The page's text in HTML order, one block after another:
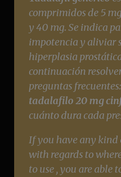
comprimidos de 5
y 40 mg. Se indica
impotencia y aliviar
hiperplasia
continuación
preguntas
tadalafilo 20 mg
cuánto dura cada
If you have any kind
with regards to
to use , you are able